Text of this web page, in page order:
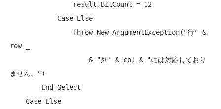
Case Else
Throw New ArgumentException( "行" &
row _
                    &
"列" & col & "には対応しており
ません。")
End
Select
Case Else